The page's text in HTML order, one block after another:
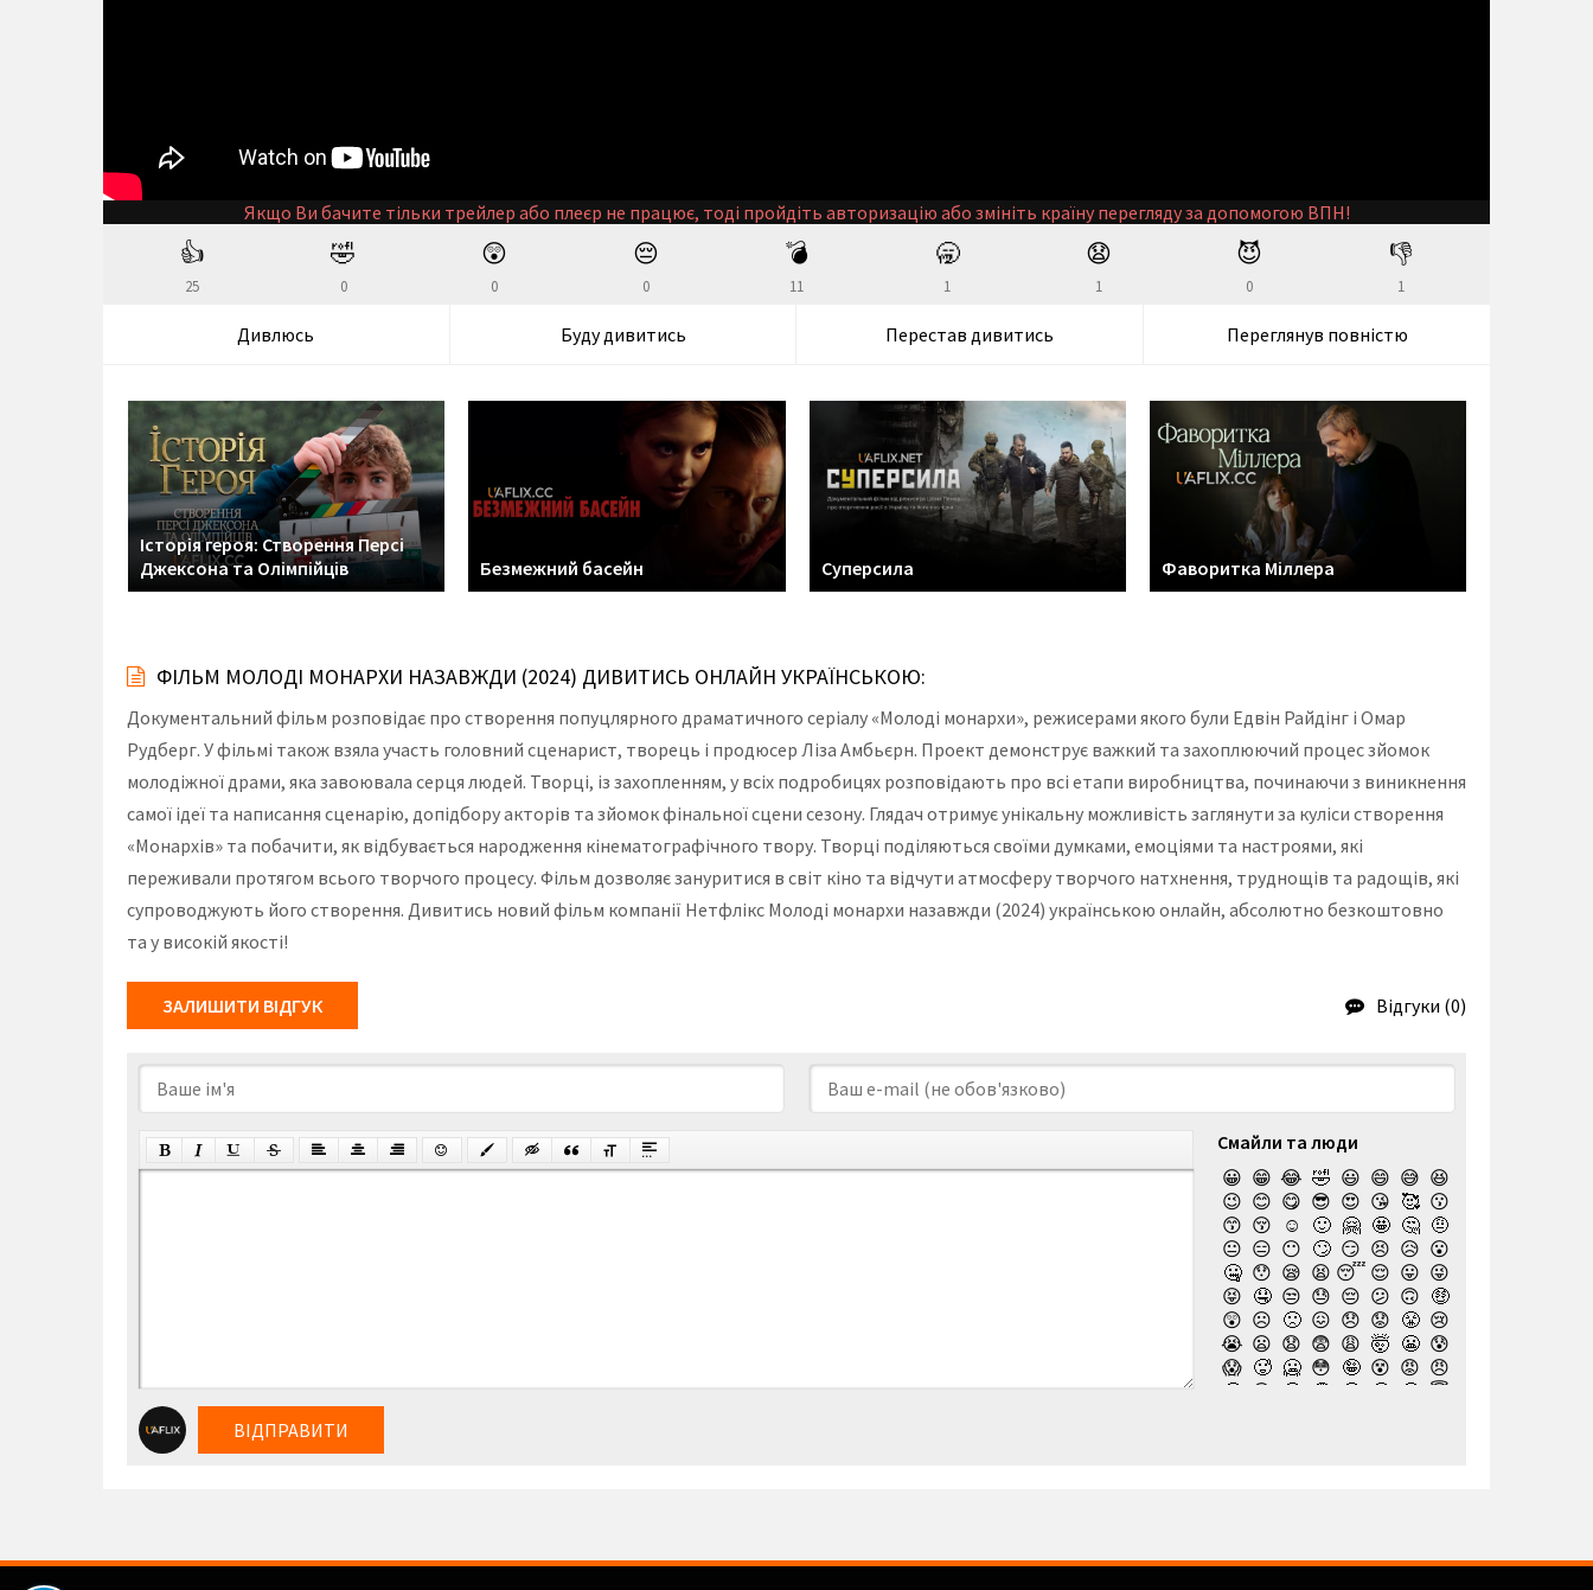
Якщо Ви бачите тільки трейлер або плеєр не працює, тоді пройдіть авторизацію або змініть країну перегляду за допомогою ВПН!
👍
25
🤣
0
😲
0
😔
0
💣
11
🥱
1
😧
1
😈
0
👎
1
Дивлюсь Буду дивитись Перестав дивитись Переглянув повністю
Історія героя: Створення Персі
Джексона та Олімпійців
Безмежний басейн Суперсила Фаворитка Міллера
ФІЛЬМ МОЛОДІ МОНАРХИ НАЗАВЖДИ (2024) ДИВИТИСЬ ОНЛАЙН УКРАЇНСЬКОЮ:
Документальний фільм розповідає про створення попуцлярного драматичного серіалу «Молоді монархи», режисерами якого були Едвін Райдінг і Омар
Рудберг. У фільмі також взяла участь головний сценарист, творець і продюсер Ліза Амбьєрн. Проект демонструє важкий та захоплюючий процес зйомок
молодіжної драми, яка завоювала серця людей. Творці, із захопленням, у всіх подробицях розповідають про всі етапи виробництва, починаючи з виникнення
самої ідеї та написання сценарію, допідбору акторів та зйомок фінальної сцени сезону. Глядач отримує унікальну можливість заглянути за куліси створення
«Монархів» та побачити, як відбувається народження кінематографічного твору. Творці поділяються своїми думками, емоціями та настроями, які
переживали протягом всього творчого процесу. Фільм дозволяє зануритися в світ кіно та відчути атмосферу творчого натхнення, труднощів та радощів, які
супроводжують його створення. Дивитись новий фільм компанії Нетфлікс Молоді монархи назавжди (2024) українською онлайн, абсолютно безкоштовно
та у високій якості!
ЗАЛИШИТИ ВІДГУК Відгуки (0)
Смайли та люди
😀 😁 😂 🤣 😃 😄 😅 😆
😉 😊 😋 😎 😍 😘 🥰 😗
😙 😚 ☺️ 🙂 🤗 🤩 🤔 🤨
😐 😑 😶 🙄 😏 😣 😥 😮
🤐 😯 😪 😫 😴 😌 😛 😜
😝 🤤 😒 😓 😔 😕 🙃 🤑
😲 ☹️ 🙁 😖 😞 😟 😤 😢
😭 😦 😧 😨 😩 🤯 😬 😰
😱 🥵 🥶 😳 🤪 😵 😡 😠
🤬
😷 🤒 🤕 🤢 🤮 🤧 😇
ВІДПРАВИТИ